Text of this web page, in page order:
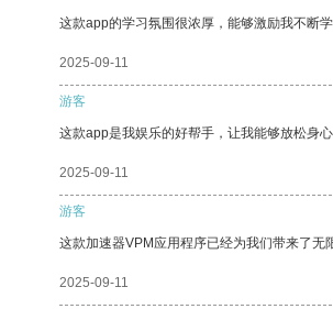
这款app的学习氛围很浓厚，能够激励我不断
2025-09-11
游客
这款app是我娱乐的好帮手，让我能够放松身心
2025-09-11
游客
这款加速器VPM应用程序已经为我们带来了无
2025-09-11